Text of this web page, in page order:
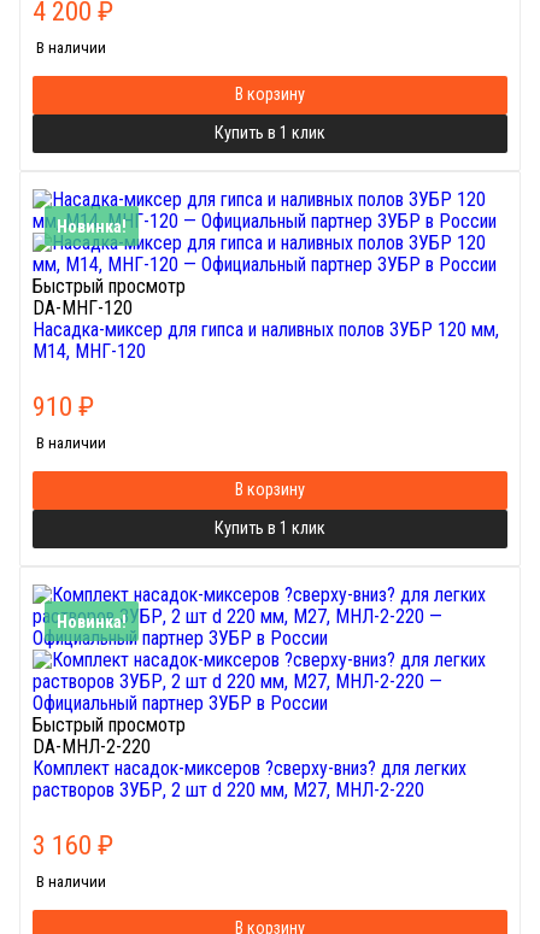
4 200 ₽
В наличии
В корзину
Купить в 1 клик
Новинка!
Быстрый просмотр
DA-МНГ-120
Насадка-миксер для гипса и наливных полов ЗУБР 120 мм,
М14, МНГ-120
910 ₽
В наличии
В корзину
Купить в 1 клик
Новинка!
Быстрый просмотр
DA-МНЛ-2-220
Комплект насадок-миксеров ?сверху-вниз? для легких
растворов ЗУБР, 2 шт d 220 мм, М27, МНЛ-2-220
3 160 ₽
В наличии
В корзину